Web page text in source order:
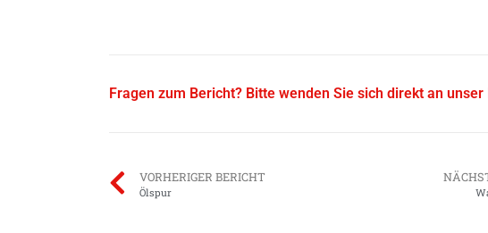
Fragen zum Bericht? Bitte wenden Sie sich direkt an unser
VORHERIGER BERICHT
Ölspur